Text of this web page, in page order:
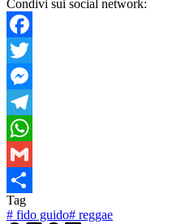
Condivi sui social network:
Facebook
Twitter
Messenger
Telegram
WhatsApp
Gmail
Condividi
Tag
# fido guido# reggae